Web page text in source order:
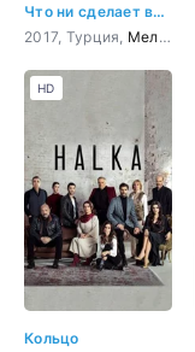
Что ни сделает влюбленный
2017, Турция, Мелодрама
Кольцо
HD